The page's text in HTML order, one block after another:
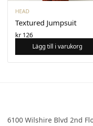
HEAD
Textured Jumpsuit
kr126
Lägg till i varukorg
6100 Wilshire Blvd 2nd